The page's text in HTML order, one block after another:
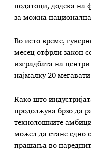
податоци, додека на
за можна национална
Во исто време,
месец отфрли закон
изградбата на
најмалку 20 мегавати
Како што
продолжува брзо да
технолошките
можел да стане едно
прашања во